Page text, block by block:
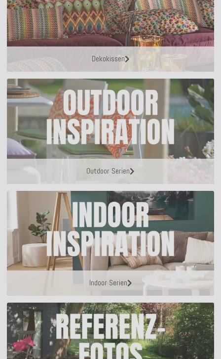
Dekokissen
Outdoor Serien
Indoor Serien